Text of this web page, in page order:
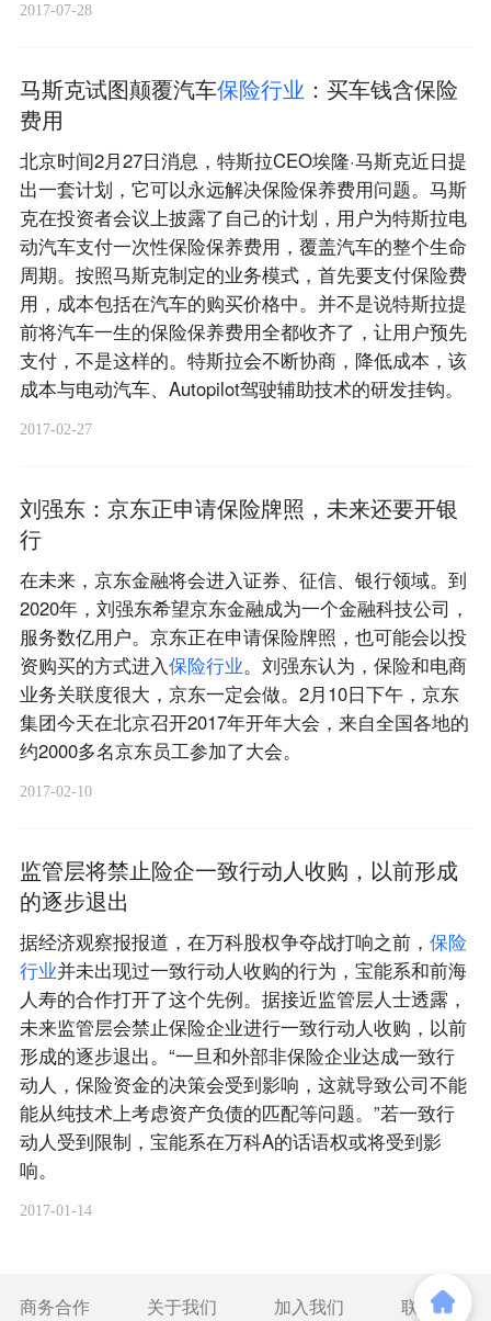
2017-07-28
马斯克试图颠覆汽车保险行业 ：买车钱含保险
费用
北京时间2月27日消息，特斯拉CEO埃隆·马斯克近日提
出一套计划，它可以永远解决保险保养费用问题。马斯
克在投资者会议上披露了自己的计划，用户为特斯拉电
动汽车支付一次性保险保养费用，覆盖汽车的整个生命
周期。按照马斯克制定的业务模式，首先要支付保险费
用，成本包括在汽车的购买价格中。并不是说特斯拉提
前将汽车一生的保险保养费用全都收齐了，让用户预先
支付，不是这样的。特斯拉会不断协商，降低成本，该
成本与电动汽车、Autopilot驾驶辅助技术的研发挂钩。
2017-02-27
刘强东：京东正申请保险牌照，未来还要开银
行
在未来，京东金融将会进入证券、征信、银行领域。到
2020年，刘强东希望京东金融成为一个金融科技公司，
服务数亿用户。京东正在申请保险牌照，也可能会以投
资购买的方式进入保险行业。刘强东认为，保险和电商
业务关联度很大，京东一定会做。2月10日下午，京东
集团今天在北京召开2017年开年大会，来自全国各地的
约2000多名京东员工参加了大会。
2017-02-10
监管层将禁止险企一致行动人收购，以前形成
的逐步退出
据经济观察报报道，在万科股权争夺战打响之前， 保险
行业并未出现过一致行动人收购的行为，宝能系和前海
人寿的合作打开了这个先例。据接近监管层人士透露，
未来监管层会禁止保险企业进行一致行动人收购，以前
形成的逐步退出。“一旦和外部非保险企业达成一致行
动人，保险资金的决策会受到影响，这就导致公司不能
能从纯技术上考虑资产负债的匹配等问题。”若一致行
动人受到限制，宝能系在万科A的话语权或将受到影
响。
2017-01-14
商务合作 关于我们 加入我们 联系我们